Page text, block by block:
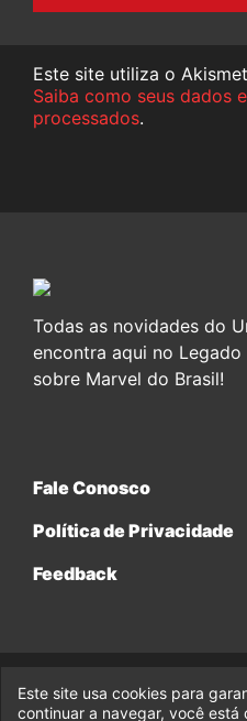
Este site utiliza o
Saiba como seus dados
processados.
Todas as novidades do
encontra aqui no
sobre Marvel do Brasil!
Fale Conosco
Política de Privacidade
Feedback
© 2017-2026 Legado da
Este site usa cookies para
continuar a navegar, você está